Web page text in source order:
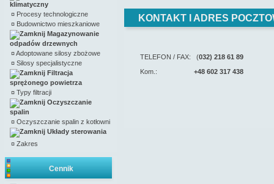
klimatyczny
¤ Procesy technologiczne
¤ Budownictwo mieszkaniowe
Magazynowanie
odpadów drzewnych
¤Adoptowane silosy zbożowe
¤ Silosy specjalistyczne
Filtracja
sprężonego powietrza
¤ Typy filtracji
Oczyszczanie
spalin
¤ Oczyszczanie spalin z kotłowni
Układy sterowania
¤ Zakres
Cennik
KONTAKT I ADRES
TELEFON / FAX: (032) 218 61 89
Kom.: +48 602 317 438